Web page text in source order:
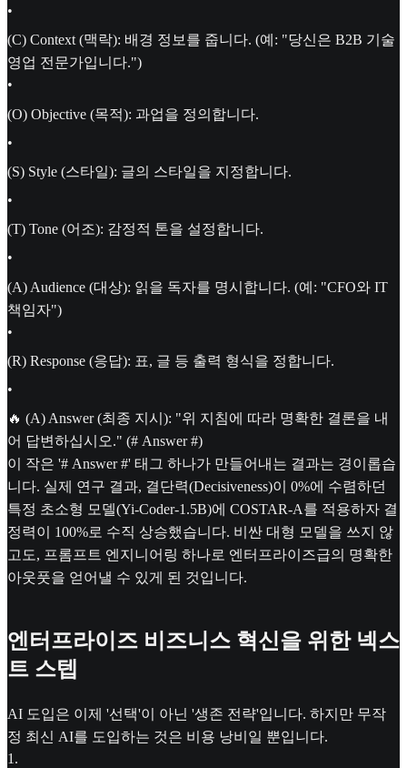
•
(C) Context (맥락): 배경 정보를 줍니다. (예: "당신은 B2B 기술
영업 전문가입니다.")
•
(O) Objective (목적): 과업을 정의합니다.
•
(S) Style (스타일): 글의 스타일을 지정합니다.
•
(T) Tone (어조): 감정적 톤을 설정합니다.
•
(A) Audience (대상): 읽을 독자를 명시합니다. (예: "CFO와 IT
책임자")
•
(R) Response (응답): 표, 글 등 출력 형식을 정합니다.
•
🔥 (A) Answer (최종 지시): "위 지침에 따라 명확한 결론을 내
어 답변하십시오." (# Answer #)
이 작은 '# Answer #' 태그 하나가 만들어내는 결과는 경이롭습
니다. 실제 연구 결과, 결단력(Decisiveness)이 0%에 수렴하던
특정 초소형 모델(Yi-Coder-1.5B)에 COSTAR-A를 적용하자 결
정력이 100%로 수직 상승했습니다. 비싼 대형 모델을 쓰지 않
고도, 프롬프트 엔지니어링 하나로 엔터프라이즈급의 명확한
아웃풋을 얻어낼 수 있게 된 것입니다.
엔터프라이즈 비즈니스 혁신을 위한 넥스
트 스텝
AI 도입은 이제 '선택'이 아닌 '생존 전략'입니다. 하지만 무작
정 최신 AI를 도입하는 것은 비용 낭비일 뿐입니다.
1 .